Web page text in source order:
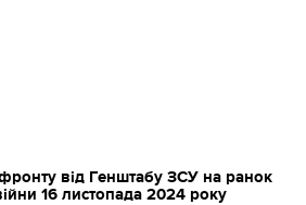
від Генштабу ЗСУ на ранок
16 листопада 2024 року